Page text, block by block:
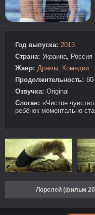
Год выпуска: 2013
Страна: Украина, Россия
Жанр: Драмы
Комедии
Продолжительность:
Озвучка: Original
Слоган: «Чистое
ребёнок моментально
Лорелей (фильм